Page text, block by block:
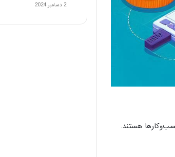
هستند.
2 دسامبر 2024